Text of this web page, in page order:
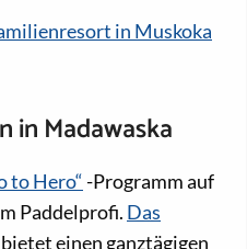
in Muskoka
in Madawaska
to Hero“-Programm auf
Paddelprofi. Das
bietet einen ganztägigen